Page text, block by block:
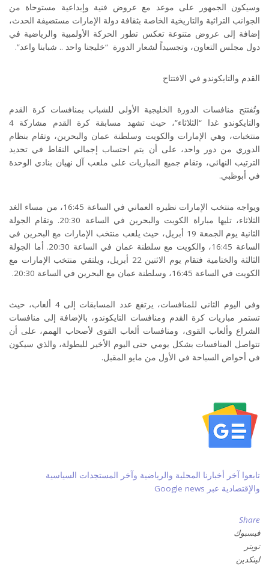
وسيكون الجمهور على موعد مع عروض فنية وإبداعية مستوحاة من
الجوانب التراثية والتاريخية الخاصة بثقافة دولة الإمارات مستضيفة الحدث،
إضافة إلى عروض متنوعة تعكس تطور الحركة الأولمبية والرياضية في
دول مجلس التعاون، وتجسيداً لشعار الدورة “خليجنا واحد .. شبابنا واعد”.
القدم والتايكوندو في الافتتاح
وتُفتتح منافسات الدورة الخليجية الأولى للشباب بمنافسات كرة القدم
والتايكوندو غدا “الثلاثاء”، حيث تشهد مسابقة كرة القدم مشاركة 4
منتخبات، وهي الإمارات والكويت وسلطنة عمان والبحرين، وتقام بنظام
الدوري من دور واحد، على أن يتم احتساب إجمالي النقاط في تحديد
الترتيب النهائي، وتقام جميع المباريات على ملعب آل نهيان بنادي الوحدة
في أبوظبي.
ويواجه منتخب الإمارات نظيره العماني في الساعة 16:45، من مساء الغد
الثلاثاء، تليها مباراة الكويت والبحرين في الساعة 20:30. وتقام الجولة
الثانية يوم الجمعة 19 أبريل، حيث يلعب منتخب الإمارات مع البحرين في
الساعة 16:45، والكويت مع سلطنة عمان في الساعة 20:30. أما الجولة
الثالثة والختامية فتقام يوم الاثنين 22 أبريل، ويلتقي منتخب الإمارات مع
الكويت في الساعة 16:45، وسلطنة عمان مع البحرين في الساعة 20:30
.
وفي اليوم الثاني للمنافسات، يرتفع عدد المسابقات إلى 4 ألعاب، حيث
تستمر مباريات كرة القدم ومنافسات التايكوندو، بالإضافة إلى منافسات
الشراع وألعاب القوى، ومنافسات ألعاب القوى لأصحاب الهمم، على أن
تتواصل المنافسات بشكل يومي حتى اليوم الأخير للبطولة، والذي سيكون
في أحواض السباحة في الأول من مايو المقبل.
تابعوا آخر أخبارنا المحلية والرياضية وآخر المستجدات السياسية
والإقتصادية عبر Google news
Share
فيسبوك
تويتر
لينكدين